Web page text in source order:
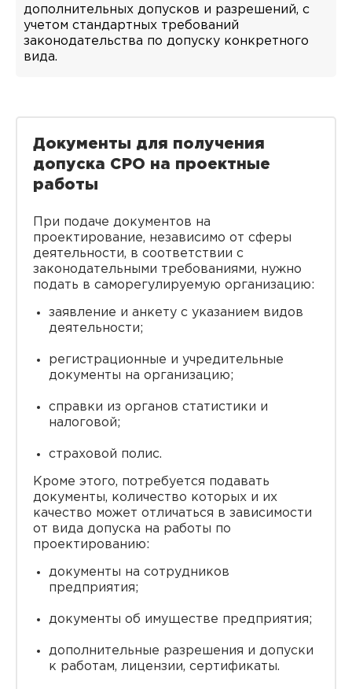
дополнительных допусков и разрешений, с
учетом стандартных требований
законодательства по допуску конкретного
вида.
Документы для получения
допуска СРО на проектные
работы
При подаче документов на
проектирование, независимо от сферы
деятельности, в соответствии с
законодательными требованиями, нужно
подать в саморегулируемую организацию:
заявление и анкету с указанием видов
деятельности;
регистрационные и учредительные
документы на организацию;
справки из органов статистики и
налоговой;
страховой полис.
Кроме этого, потребуется подавать
документы, количество которых и их
качество может отличаться в зависимости
от вида допуска на работы по
проектированию:
документы на сотрудников
предприятия;
документы об имуществе предприятия;
дополнительные разрешения и допуски
к работам, лицензии, сертификаты.